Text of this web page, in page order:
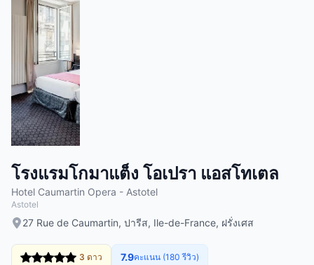
โรงแรมโกมาแต็ง โอเปรา แอสโทเตล
Hotel Caumartin Opera - Astotel
Astotel
27 Rue de Caumartin, ปารีส, Ile-de-France, ฝรั่งเศส
3 ดาว 7.9คะแนน (180 รีวิว)